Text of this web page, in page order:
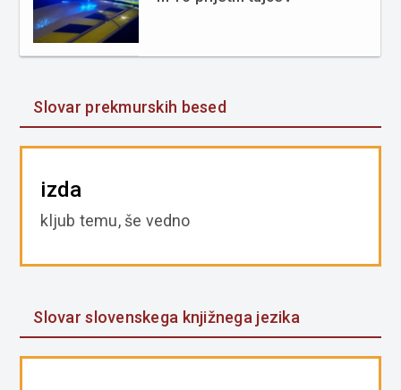
Slovar prekmurskih besed
izda
kljub temu, še vedno
Slovar slovenskega knjižnega jezika